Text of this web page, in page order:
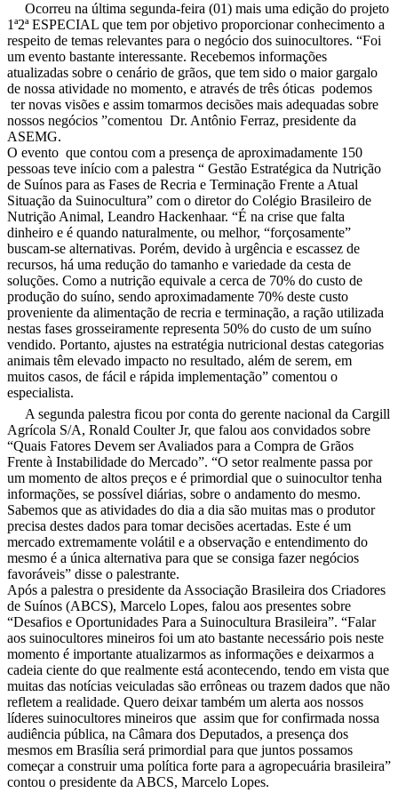
Ocorreu na última segunda-feira (01) mais uma edição do projeto
1ª2ª ESPECIAL que tem por objetivo proporcionar conhecimento a
respeito de temas relevantes para o negócio dos suinocultores. “Foi
um evento bastante interessante. Recebemos informações
atualizadas sobre o cenário de grãos, que tem sido o maior gargalo
de nossa atividade no momento, e através de três óticas podemos
ter novas visões e assim tomarmos decisões mais adequadas sobre
nossos negócios ”comentou Dr. Antônio Ferraz, presidente da
ASEMG.
O evento que contou com a presença de aproximadamente 150
pessoas teve início com a palestra “ Gestão Estratégica da Nutrição
de Suínos para as Fases de Recria e Terminação Frente a Atual
Situação da Suinocultura” com o diretor do Colégio Brasileiro de
Nutrição Animal, Leandro Hackenhaar. “É na crise que falta
dinheiro e é quando naturalmente, ou melhor, “forçosamente”
buscam-se alternativas. Porém, devido à urgência e escassez de
recursos, há uma redução do tamanho e variedade da cesta de
soluções. Como a nutrição equivale a cerca de 70% do custo de
produção do suíno, sendo aproximadamente 70% deste custo
proveniente da alimentação de recria e terminação, a ração utilizada
nestas fases grosseiramente representa 50% do custo de um suíno
vendido. Portanto, ajustes na estratégia nutricional destas categorias
animais têm elevado impacto no resultado, além de serem, em
muitos casos, de fácil e rápida implementação” comentou o
especialista.
A segunda palestra ficou por conta do gerente nacional da Cargill
Agrícola S/A, Ronald Coulter Jr, que falou aos convidados sobre
“Quais Fatores Devem ser Avaliados para a Compra de Grãos
Frente à Instabilidade do Mercado”. “O setor realmente passa por
um momento de altos preços e é primordial que o suinocultor tenha
informações, se possível diárias, sobre o andamento do mesmo.
Sabemos que as atividades do dia a dia são muitas mas o produtor
precisa destes dados para tomar decisões acertadas. Este é um
mercado extremamente volátil e a observação e entendimento do
mesmo é a única alternativa para que se consiga fazer negócios
favoráveis” disse o palestrante.
Após a palestra o presidente da Associação Brasileira dos Criadores
de Suínos (ABCS), Marcelo Lopes, falou aos presentes sobre
“Desafios e Oportunidades Para a Suinocultura Brasileira”. “Falar
aos suinocultores mineiros foi um ato bastante necessário pois neste
momento é importante atualizarmos as informações e deixarmos a
cadeia ciente do que realmente está acontecendo, tendo em vista que
muitas das notícias veiculadas são errôneas ou trazem dados que não
refletem a realidade. Quero deixar também um alerta aos nossos
líderes suinocultores mineiros que assim que for confirmada nossa
audiência pública, na Câmara dos Deputados, a presença dos
mesmos em Brasília será primordial para que juntos possamos
começar a construir uma política forte para a agropecuária brasileira”
contou o presidente da ABCS, Marcelo Lopes.